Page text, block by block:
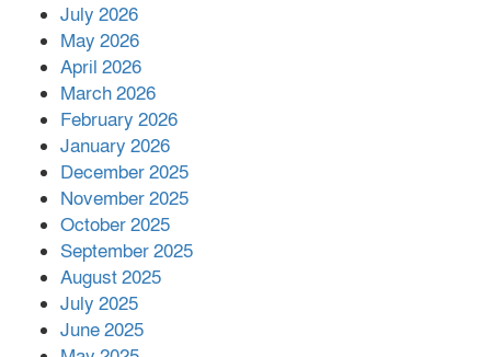
পর ফোন তারেক রহমানের,গ্যাস সঙ্কট
July 2026
May 2026
April 2026
March 2026
February 2026
January 2026
December 2025
November 2025
October 2025
September 2025
August 2025
July 2025
June 2025